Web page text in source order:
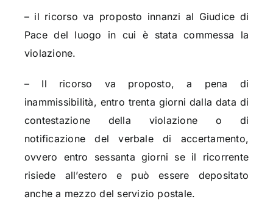
– il ricorso va proposto innanzi al Giudice di
Pace del luogo in cui è stata commessa la
violazione.
– Il ricorso va proposto, a pena di
inammissibilità, entro trenta giorni dalla data di
contestazione della violazione o di
notificazione del verbale di accertamento,
ovvero entro sessanta giorni se il ricorrente
risiede all’estero e può essere depositato
anche a mezzo del servizio postale.